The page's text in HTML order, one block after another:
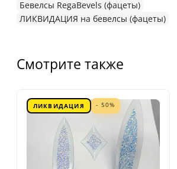
Бевелсы RegaBevels (фацеты)
ЛИКВИДАЦИЯ на бевелсы (фацеты)
Смотрите также
ЛИКВИДАЦИЯ - 50%